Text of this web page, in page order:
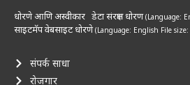
धोरणे आणि अस्वीकार डेटा संरक्षण धोरण(Language:
साइटमॅपवेबसाइट धोरणे(Language: English File
संपर्क साधा
रोजगार